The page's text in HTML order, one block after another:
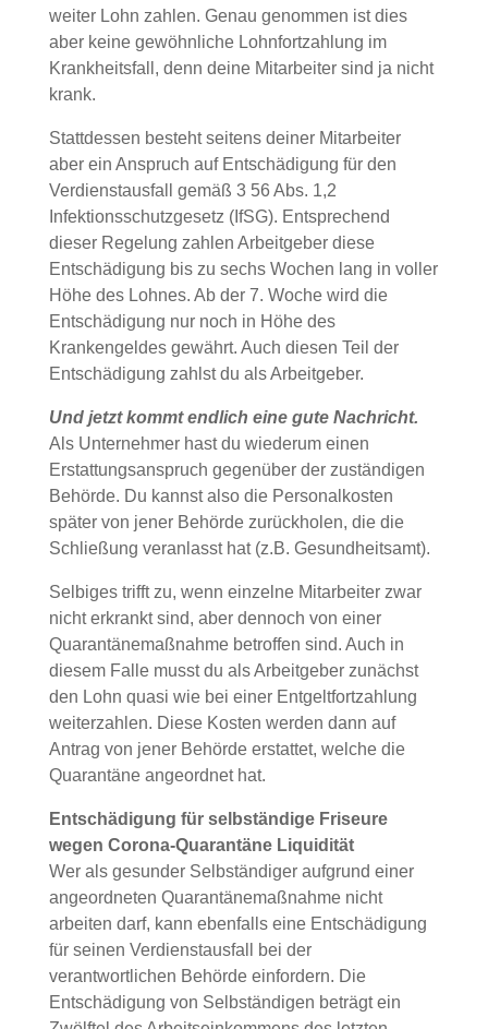
weiter Lohn zahlen. Genau genommen ist dies
aber keine gewöhnliche Lohnfortzahlung im
Krankheitsfall, denn deine Mitarbeiter sind ja nicht
krank.
Stattdessen besteht seitens deiner Mitarbeiter
aber ein Anspruch auf Entschädigung für den
Verdienstausfall gemäß 3 56 Abs. 1,2
Infektionsschutzgesetz (IfSG). Entsprechend
dieser Regelung zahlen Arbeitgeber diese
Entschädigung bis zu sechs Wochen lang in voller
Höhe des Lohnes. Ab der 7. Woche wird die
Entschädigung nur noch in Höhe des
Krankengeldes gewährt. Auch diesen Teil der
Entschädigung zahlst du als Arbeitgeber.
Und jetzt kommt endlich eine gute Nachricht.
Als Unternehmer hast du wiederum einen
Erstattungsanspruch gegenüber der zuständigen
Behörde. Du kannst also die Personalkosten
später von jener Behörde zurückholen, die die
Schließung veranlasst hat (z.B. Gesundheitsamt).
Selbiges trifft zu, wenn einzelne Mitarbeiter zwar
nicht erkrankt sind, aber dennoch von einer
Quarantänemaßnahme betroffen sind. Auch in
diesem Falle musst du als Arbeitgeber zunächst
den Lohn quasi wie bei einer Entgeltfortzahlung
weiterzahlen. Diese Kosten werden dann auf
Antrag von jener Behörde erstattet, welche die
Quarantäne angeordnet hat.
Entschädigung für selbständige Friseure
wegen Corona-Quarantäne Liquidität
Wer als gesunder Selbständiger aufgrund einer
angeordneten Quarantänemaßnahme nicht
arbeiten darf, kann ebenfalls eine Entschädigung
für seinen Verdienstausfall bei der
verantwortlichen Behörde einfordern. Die
Entschädigung von Selbständigen beträgt ein